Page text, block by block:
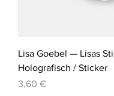
Lisa Goebel — Lisas
Holografisch / Sticker
Preis
3,60 €